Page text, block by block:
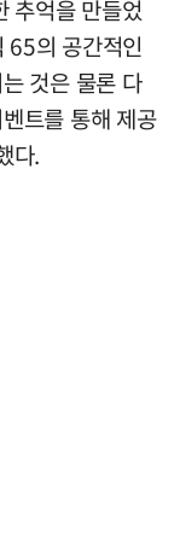
추억을 만들었
65의 공간적인
것은 물론 다
트를 통해 제공
다.